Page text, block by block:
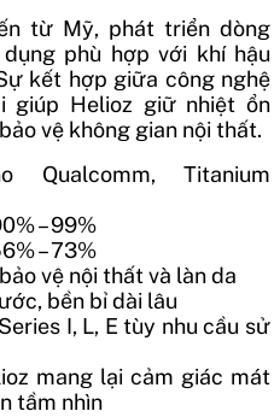
từ Mỹ, phát triển dòng
phù hợp với khí hậu
kết hợp giữa công nghệ
giúp Helioz giữ nhiệt ổn
vệ không gian nội thất.
Qualcomm, Titanium
– 99%
– 73%
vệ nội thất và làn da
bền bỉ dài lâu
I, L, E tùy nhu cầu sử
mang lại cảm giác mát
tầm nhìn